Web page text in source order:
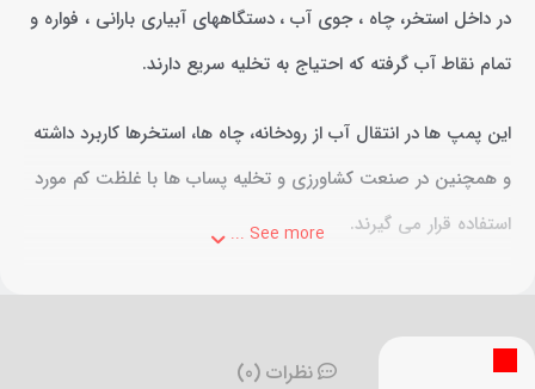
در داخل استخر، چاه ، جوی آب ، دستگاههای آبیاری بارانی ، فواره و
تمام نقاط آب گرفته که احتیاج به تخلیه سریع دارند.
این پمپ ها در انتقال آب از رودخانه، چاه ها، استخرها کاربرد داشته
و همچنین در صنعت کشاورزی و تخلیه پساب ها با غلظت کم مورد
استفاده قرار می گیرند.
See more ...
نظرات (0)